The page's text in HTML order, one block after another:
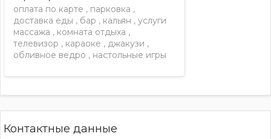
оплата по карте , парковка ,
доставка еды , бар , кальян , услуги
массажа , комната отдыха ,
телевизор , караоке , джакузи ,
обливное ведро , настольные игры
Контактные данные